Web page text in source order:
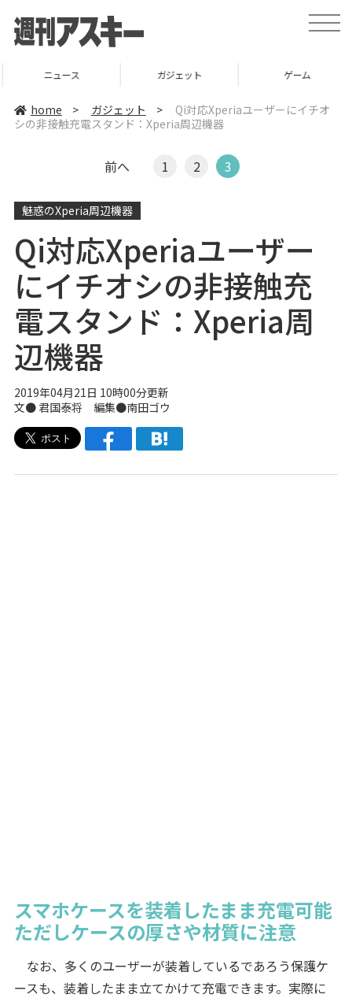
t
o
v
ニュース ガジェット ゲーム
home > ガジェット >
Qi対応Xperiaユーザーにイチオ
シの非接触充電スタンド：Xperia周辺機器
前へ 1 2 3
魅惑のXperia周辺機器
Qi対応Xperiaユーザー
にイチオシの非接触充
電スタンド：Xperia周
辺機器
2019年04月21日 10時00分更新
文● 君国泰将 編集●南田ゴウ
スマホケースを装着したまま充電可能
ただしケースの厚さや材質に注意
なお、多くのユーザーが装着しているであろう保護ケ
ースも、装着したまま立てかけて充電できます。実際に